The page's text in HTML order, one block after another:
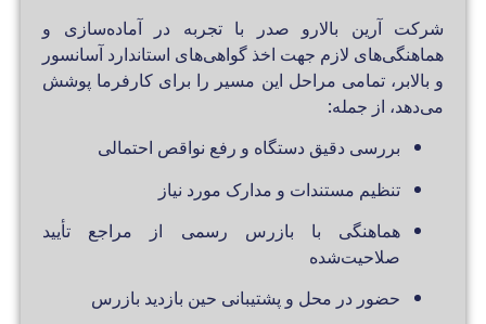
شرکت آرین بالارو صدر با تجربه در آماده‌سازی و
هماهنگی‌های لازم جهت اخذ گواهی‌های استاندارد آسانسور
و بالابر، تمامی مراحل این مسیر را برای کارفرما پوشش
می‌دهد، از جمله:
بررسی دقیق دستگاه و رفع نواقص احتمالی
تنظیم مستندات و مدارک مورد نیاز
هماهنگی با بازرس رسمی از مراجع تأیید
صلاحیت‌شده
حضور در محل و پشتیبانی حین بازدید بازرس